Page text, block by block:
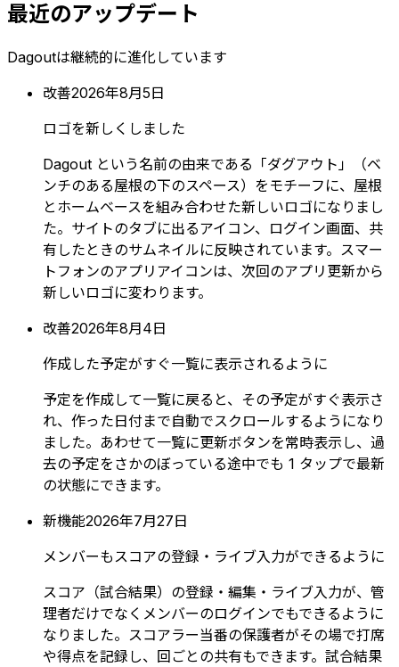
最近のアップデート
Dagoutは継続的に進化しています
改善2026年8月5日
ロゴを新しくしました
Dagout という名前の由来である「ダグアウト」（ベ
ンチのある屋根の下のスペース）をモチーフに、屋根
とホームベースを組み合わせた新しいロゴになりまし
た。サイトのタブに出るアイコン、ログイン画面、共
有したときのサムネイルに反映されています。スマー
トフォンのアプリアイコンは、次回のアプリ更新から
新しいロゴに変わります。
改善2026年8月4日
作成した予定がすぐ一覧に表示されるように
予定を作成して一覧に戻ると、その予定がすぐ表示さ
れ、作った日付まで自動でスクロールするようになり
ました。あわせて一覧に更新ボタンを常時表示し、過
去の予定をさかのぼっている途中でも 1 タップで最新
の状態にできます。
新機能2026年7月27日
メンバーもスコアの登録・ライブ入力ができるように
スコア（試合結果）の登録・編集・ライブ入力が、管
理者だけでなくメンバーのログインでもできるように
なりました。スコアラー当番の保護者がその場で打席
や得点を記録し、回ごとの共有もできます。試合結果